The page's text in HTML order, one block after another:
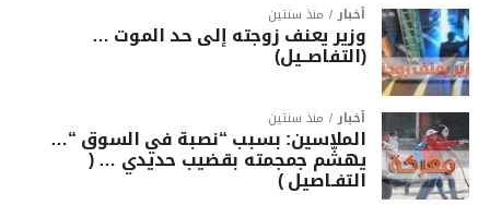
أخبار منذ سنتين
وزير يعنف زوجته إلى حد الموت …
(التفاصــيل)
أخبار منذ سنتين
الملاسين: بسبب “نصبة في السوق “…
يهشّم جمجمته بقضيب حديدي … (
التفـاصيل )